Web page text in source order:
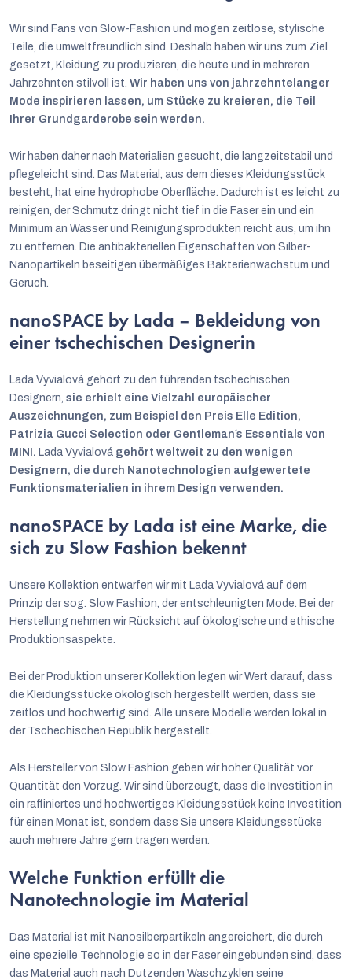
Wir sind Fans von Slow-Fashion und mögen zeitlose, stylische
Teile, die umweltfreundlich sind. Deshalb haben wir uns zum Ziel
gesetzt, Kleidung zu produzieren, die heute und in mehreren
Jahrzehnten stilvoll ist. Wir haben uns von jahrzehntelanger
Mode inspirieren lassen, um Stücke zu kreieren, die Teil
Ihrer Grundgarderobe sein werden.
Wir haben daher nach Materialien gesucht, die langzeitstabil und
pflegeleicht sind. Das Material, aus dem dieses Kleidungsstück
besteht, hat eine hydrophobe Oberfläche. Dadurch ist es leicht zu
reinigen, der Schmutz dringt nicht tief in die Faser ein und ein
Minimum an Wasser und Reinigungsprodukten reicht aus, um ihn
zu entfernen. Die antibakteriellen Eigenschaften von Silber-
Nanopartikeln beseitigen übermäßiges Bakterienwachstum und
Geruch.
nanoSPACE by Lada – Bekleidung von
einer tschechischen Designerin
Lada Vyvialová gehört zu den führenden tschechischen
Designern, sie erhielt eine Vielzahl europäischer
Auszeichnungen, zum Beispiel den Preis Elle Edition,
Patrizia Gucci Selection oder Gentleman´s Essentials von
MINI. Lada Vyvialová gehört weltweit zu den wenigen
Designern, die durch Nanotechnologien aufgewertete
Funktionsmaterialien in ihrem Design verwenden.
nanoSPACE by Lada ist eine Marke, die
sich zu Slow Fashion bekennt
Unsere Kollektion entwarfen wir mit Lada Vyvialová auf dem
Prinzip der sog. Slow Fashion, der entschleunigten Mode. Bei der
Herstellung nehmen wir Rücksicht auf ökologische und ethische
Produktionsaspekte.
Bei der Produktion unserer Kollektion legen wir Wert darauf, dass
die Kleidungsstücke ökologisch hergestellt werden, dass sie
zeitlos und hochwertig sind. Alle unsere Modelle werden lokal in
der Tschechischen Republik hergestellt.
Als Hersteller von Slow Fashion geben wir hoher Qualität vor
Quantität den Vorzug. Wir sind überzeugt, dass die Investition in
ein raffiniertes und hochwertiges Kleidungsstück keine Investition
für einen Monat ist, sondern dass Sie unsere Kleidungsstücke
auch mehrere Jahre gern tragen werden.
Welche Funktion erfüllt die
Nanotechnologie im Material
Das Material ist mit Nanosilberpartikeln angereichert, die durch
eine spezielle Technologie so in der Faser eingebunden sind, dass
das Material auch nach Dutzenden Waschzyklen seine